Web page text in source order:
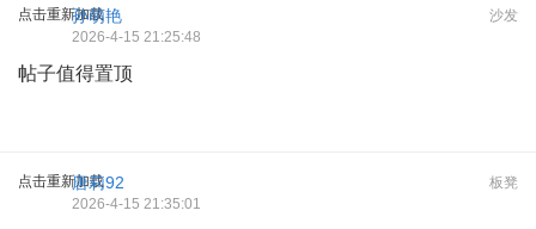
点击重新加载 沙发
孙萌艳
2026-4-15 21:25:48
帖子值得置顶
点击重新加载 板凳
唐莉92
2026-4-15 21:35:01